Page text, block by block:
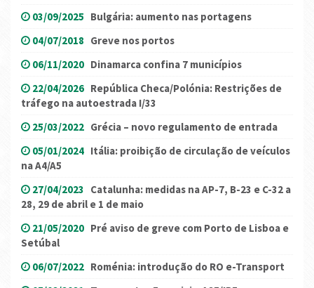
03/09/2025 Bulgária: aumento nas portagens
04/07/2018 Greve nos portos
06/11/2020 Dinamarca confina 7 municípios
22/04/2026 República Checa/Polónia: Restrições de
tráfego na autoestrada I/33
25/03/2022 Grécia – novo regulamento de entrada
05/01/2024 Itália: proibição de circulação de veículos
na A4/A5
27/04/2023 Catalunha: medidas na AP-7, B-23 e C-32 a
28, 29 de abril e 1 de maio
21/05/2020 Pré aviso de greve com Porto de Lisboa e
Setúbal
06/07/2022 Roménia: introdução do RO e-Transport